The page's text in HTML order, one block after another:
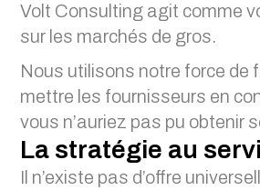
Volt Consulting agit comme
sur les marchés de gros.
Nous utilisons notre force de
mettre les fournisseurs en
vous n’auriez pas pu obtenir
La stratégie au
Il n’existe pas d’offre